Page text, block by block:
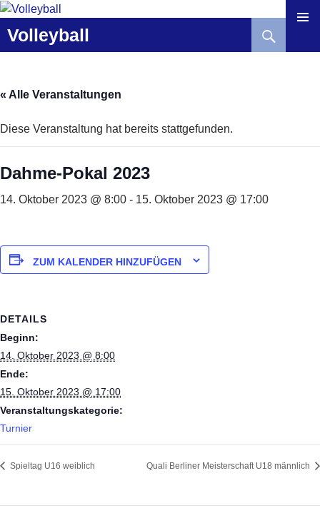
Zum
springen
Volleyball
« Alle Veranstaltungen
Diese Veranstaltung hat bereits stattgefunden.
Dahme-Pokal 2023
14. Oktober 2023 @ 8:00 - 15. Oktober 2023 @ 17:00
ZUM KALENDER HINZUFÜGEN
DETAILS
Beginn:
14. Oktober 2023 @ 8:00
Ende:
15. Oktober 2023 @ 17:00
Veranstaltungskategorie:
Turnier
Spieltag U16 weiblich Quali Berliner Meisterschaft U18 männlich